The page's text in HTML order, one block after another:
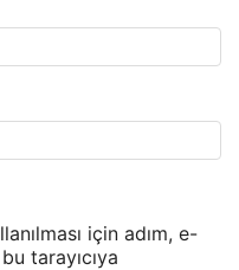
için adım, e-
tarayıcıya